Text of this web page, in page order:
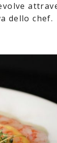
dello chef.